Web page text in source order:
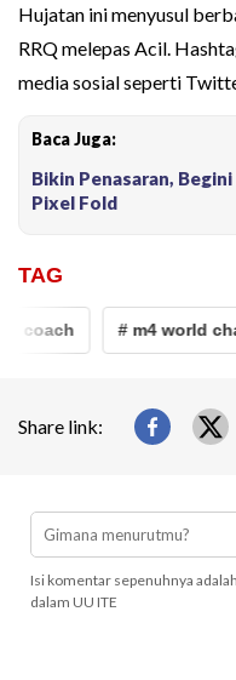
Hujatan ini menyusul
RRQ melepas Acil.
media sosial seperti
Baca Juga:
Bikin Penasaran,
Pixel Fold
TAG
# coach # m4 world
Share link:
Isi komentar sepenuhnya
dalam UU ITE